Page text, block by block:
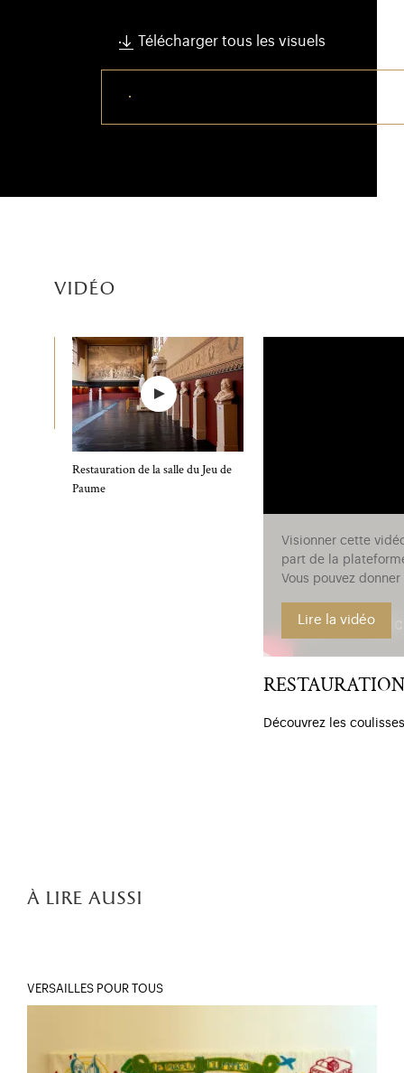
Télécharger tous les visuels
vidéo
Restauration de la salle du Jeu de
Paume
Visionner cette
part de la
Vous pouvez
Lire la vidéo
Découvrez les
à lire aussi
VERSAILLES POUR TOUS